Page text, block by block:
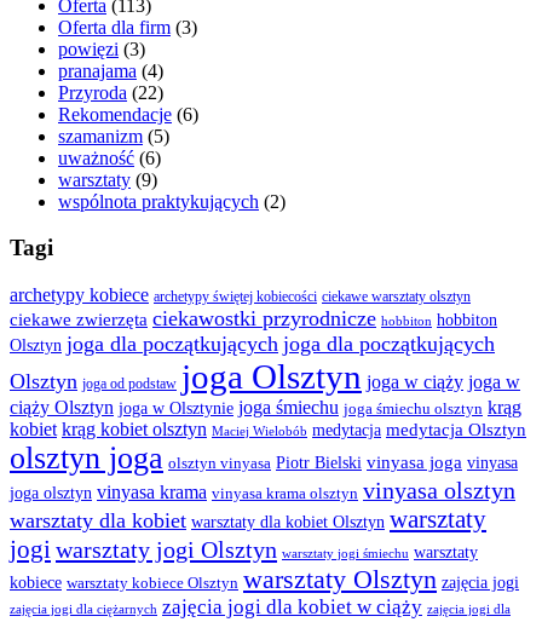
Oferta (113)
Oferta dla firm (3)
powięzi (3)
pranajama (4)
Przyroda (22)
Rekomendacje (6)
szamanizm (5)
uważność (6)
warsztaty (9)
wspólnota praktykujących (2)
Tagi
archetypy kobiece archetypy świętej kobiecości ciekawe warsztaty olsztyn
ciekawe zwierzęta ciekawostki przyrodnicze hobbiton hobbiton
Olsztyn joga dla początkujących joga dla początkujących
Olsztyn joga od podstaw joga Olsztyn joga w ciąży joga w
ciąży Olsztyn joga w Olsztynie joga śmiechu joga śmiechu olsztyn krąg
kobiet krąg kobiet olsztyn Maciej Wielobób medytacja medytacja Olsztyn
olsztyn joga olsztyn vinyasa Piotr Bielski vinyasa joga vinyasa
joga olsztyn vinyasa krama vinyasa krama olsztyn vinyasa olsztyn
warsztaty dla kobiet warsztaty dla kobiet Olsztyn warsztaty
jogiwarsztaty jogi Olsztyn warsztaty jogi śmiechu warsztaty
kobiece warsztaty kobiece Olsztyn warsztaty Olsztyn zajęcia jogi
zajęcia jogi dla ciężarnych zajęcia jogi dla kobiet w ciąży zajęcia jogi dla